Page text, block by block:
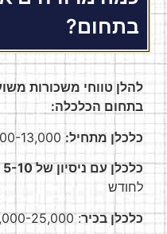
בתחום?
להלן טווחי משכורות
בתחום הכלכלה:
כלכלן מתחיל:11,000-13,000 ש"ח לחודש
כלכלן עם ניסיון של 5-10 שנים
לחודש
כלכלן בכיר: 18,000-25,000 ש"ח לחודש